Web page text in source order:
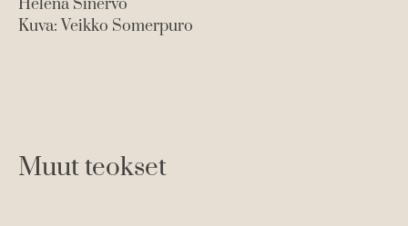
Helena Sinervo
Kuva: Veikko Somerpuro
Muut teokset